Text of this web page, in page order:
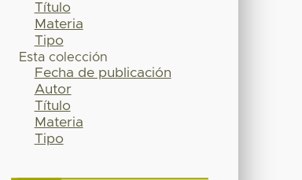
Título
Materia
Tipo
Esta colección
Fecha de publicación
Autor
Título
Materia
Tipo